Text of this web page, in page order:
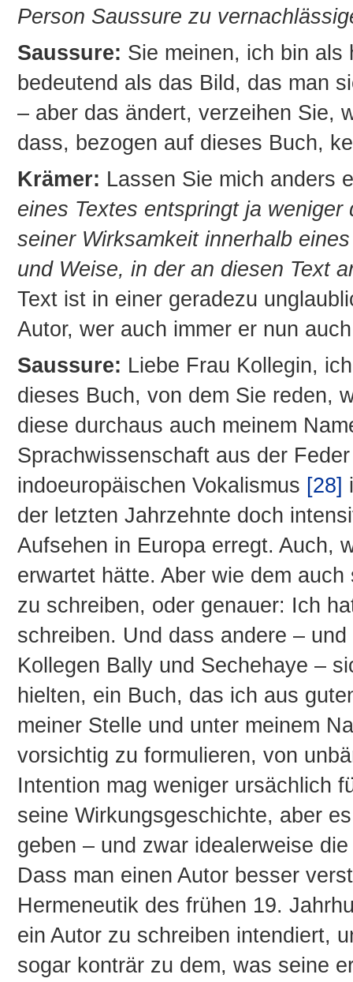
Person Saussure zu
Saussure: Sie meinen, ich bin
bedeutend als das Bild, das man
– aber das ändert, verzeihen Sie,
dass, bezogen auf dieses Buch,
Krämer: Lassen Sie mich anders
eines Textes entspringt ja
seiner Wirksamkeit innerhalb
und Weise, in der an diesen Text
Text ist in einer geradezu
Autor, wer auch immer er nun
Saussure: Liebe Frau Kollegin,
dieses Buch, von dem Sie reden,
diese durchaus auch meinem
Sprachwissenschaft aus der
indoeuropäischen Vokalismus [28]
der letzten Jahrzehnte doch
Aufsehen in Europa erregt. Auch,
erwartet hätte. Aber wie dem
zu schreiben, oder genauer: Ich
schreiben. Und dass andere –
Kollegen Bally und Sechehaye –
hielten, ein Buch, das ich aus
meiner Stelle und unter meinem
vorsichtig zu formulieren, von
Intention mag weniger ursächlich
seine Wirkungsgeschichte, aber
geben – und zwar idealerweise
Dass man einen Autor besser
Hermeneutik des frühen 19.
ein Autor zu schreiben intendiert,
sogar konträr zu dem, was seine